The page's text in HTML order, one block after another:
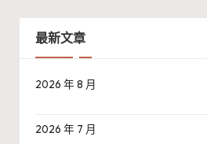
最新文章
2026 年 8 月
2026 年 7 月